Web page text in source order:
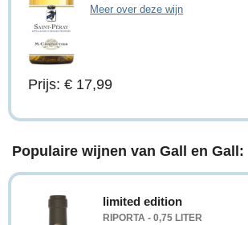
Meer over deze wijn
Prijs: € 17,99
Populaire wijnen van Gall en Gall:
limited edition
RIPORTA - 0,75 LITER